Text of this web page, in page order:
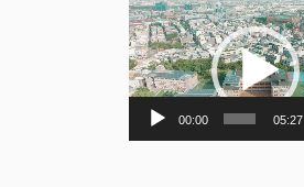
視
訊
播
放
00:00 05:27